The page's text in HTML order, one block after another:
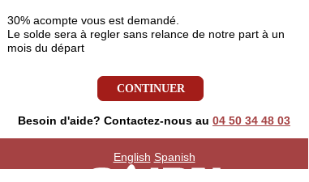
30% acompte vous est demandé.
Le solde sera à regler sans relance de notre part à un
mois du départ
Besoin d'aide? Contactez-nous au 04 50 34 48 03​
English Spanish